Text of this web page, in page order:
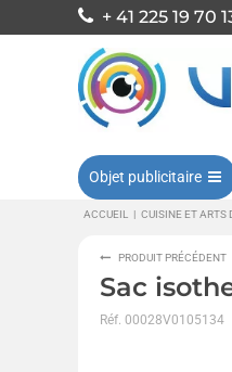
+ 41 225 19 70
Objet publicitaire
ACCUEIL | CUISINE ET ARTS
PRODUIT PRÉCÉDENT
Sac
Réf. 00028V0105134